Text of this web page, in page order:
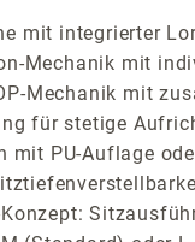
mit integrierter
Mechanik mit
Mechanik mit
für stetige
mit PU-Auflage